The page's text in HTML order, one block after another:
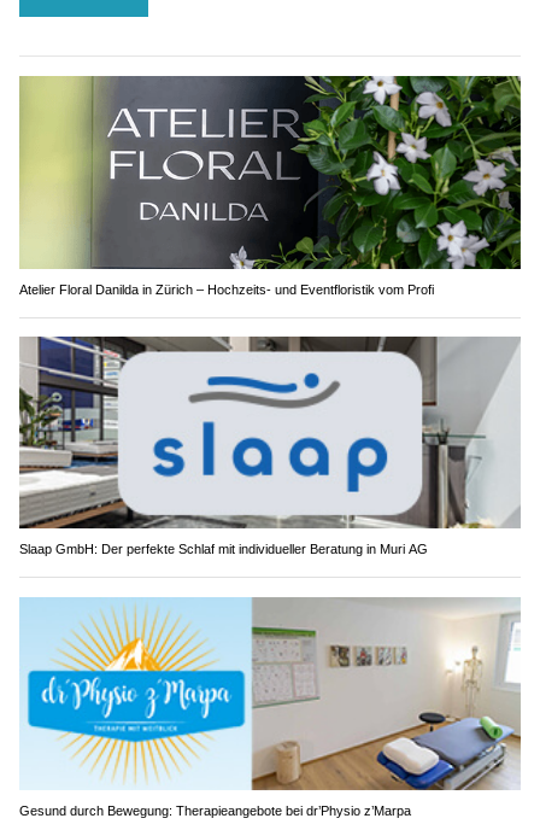
Atelier Floral Danilda in Zürich – Hochzeits- und Eventfloristik vom Profi
Slaap GmbH: Der perfekte Schlaf mit individueller Beratung in Muri AG
Gesund durch Bewegung: Therapieangebote bei dr’Physio z’Marpa